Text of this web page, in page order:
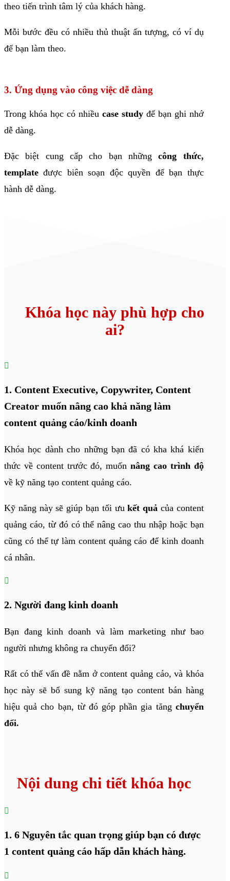
theo tiến trình tâm lý của khách hàng.
Mỗi bước đều có nhiều thủ thuật ấn tượng, có ví dụ
để bạn làm theo.
3. Ứng dụng vào công việc dễ dàng
Trong khóa học có nhiều case studyđể bạn ghi nhớ
dễ dàng.
Đặc biệt cung cấp cho bạn nhữngcông thức,
template được biên soạn độc quyền để bạn thực
hành dễ dàng.
Khóa học này phù hợp cho
ai?

1. Content Executive, Copywriter, Content
Creator muốn nâng cao khả năng làm
content quảng cáo/kinh doanh
Khóa học dành cho những bạn đã có kha khá kiến
thức về content trước đó, muốn nâng cao trình độ
về kỹ năng tạo content quảng cáo.
Kỹ năng này sẽ giúp bạn tối ưukết quả của content
quảng cáo, từ đó có thể nâng cao thu nhập hoặc bạn
cũng có thể tự làm content quảng cáo để kinh doanh
cá nhân.

2. Người đang kinh doanh
Bạn đang kinh doanh và làm marketing như bao
người nhưng không ra chuyển đổi?
Rất có thể vấn đề nằm ở content quảng cáo, và khóa
học này sẽ bổ sung kỹ năng tạo content bán hàng
hiệu quả cho bạn, từ đó góp phần gia tăng chuyển
đổi.
Nội dung chi tiết khóa học

1. 6 Nguyên tắc quan trọng giúp bạn có được
1 content quảng cáo hấp dẫn khách hàng.
